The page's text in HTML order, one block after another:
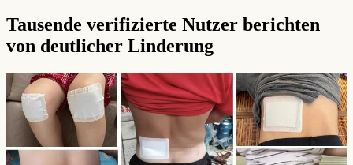
Tausende verifizierte Nutzer berichten
von deutlicher Linderung